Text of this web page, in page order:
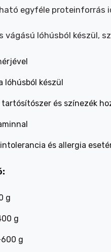
egyféle proteinforrás
vágású lóhúsból készül,
lóhúsból készül
tartósítószer és színezék
és allergia
g
g
g